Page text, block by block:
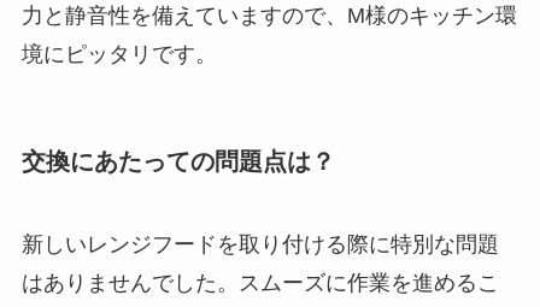
力と静音性を備えていますので、M様のキッチン環
境にピッタリです。
交換にあたっての問題点は？
新しいレンジフードを取り付ける際に特別な問題
はありませんでした。スムーズに作業を進めるこ